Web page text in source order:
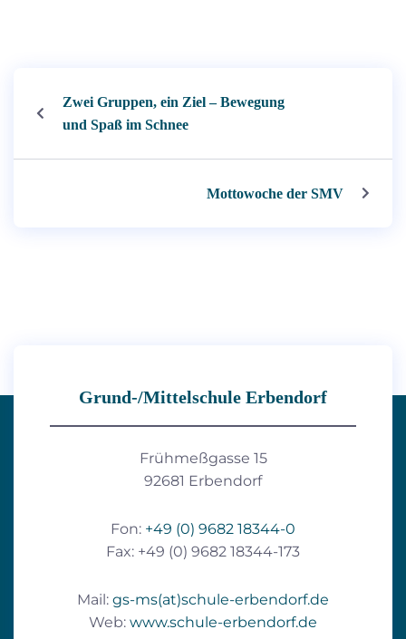
Zwei Gruppen, ein Ziel – Bewegung
und Spaß im Schnee
Mottowoche der SMV
Grund-/Mittelschule Erbendorf
Frühmeßgasse 15
92681 Erbendorf
Fon: +49 (0) 9682 18344-0
Fax: +49 (0) 9682 18344-173
Mail: gs-ms(at)schule-erbendorf.de
Web: www.schule-erbendorf.de